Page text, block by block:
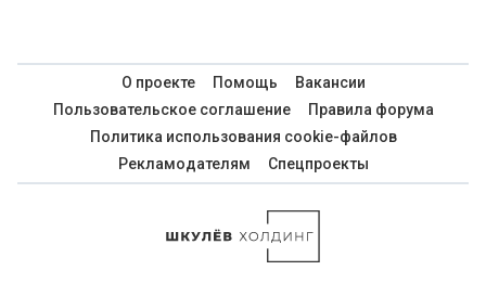
О проекте Помощь
Вакансии
Пользовательское соглашение
Правила форума
Политика использования cookie-файлов
Рекламодателям
Спецпроекты